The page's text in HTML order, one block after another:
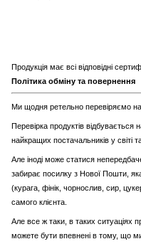
Продукція має всі відповідні
Політика обміну та повернення
Ми щодня ретельно перевіряємо
Перевірка продуктів
найкращих постачальників у світі
Але іноді може статися
забирає посилку з Нової Пошти,
(курага, фінік, чорнослив, сир,
самого клієнта.
Але все ж таки, в таких ситуаціях
можете бути впевнені в тому, що